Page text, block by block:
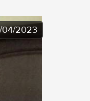
04/2023